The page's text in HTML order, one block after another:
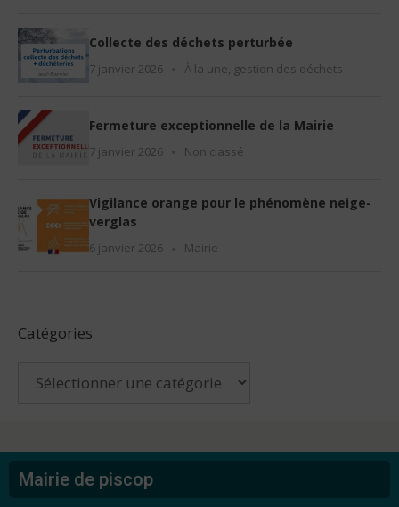
Collecte des déchets perturbée
7 janvier 2026 À la une, gestion des déchets
Fermeture exceptionnelle de la Mairie
7 janvier 2026 Non classé
Vigilance orange pour le phénomène neige-
verglas
6 janvier 2026 Mairie
Catégories
Mairie de piscop